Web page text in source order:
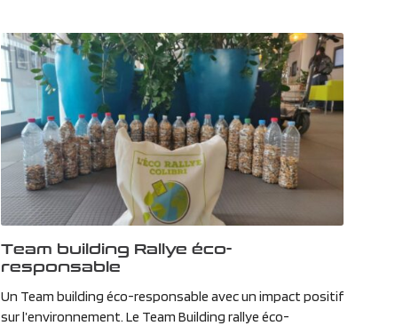
Team building Rallye éco-
responsable
Un Team building éco-responsable avec un impact positif
sur l’environnement. Le Team Building rallye éco-